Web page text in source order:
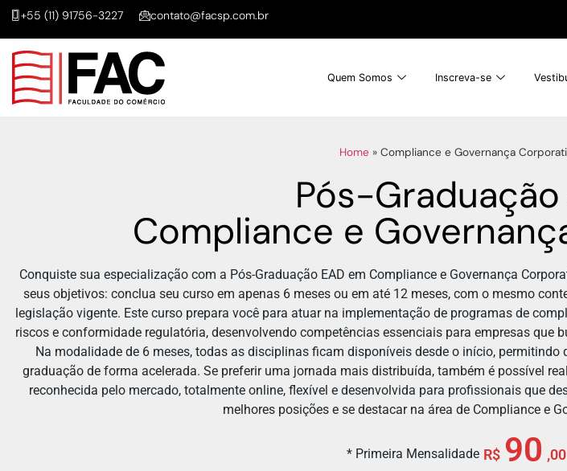
+55 (11) 91756-3227 contato@facsp.com.br
Quem Somos Inscreva-se
Home » Compliance e Governança
Pós-
Compliance e
Conquiste sua especialização com a Pós-Graduação EAD em Compliance e Governança
seus objetivos: conclua seu curso em apenas 6 meses ou em até 12 meses, com o mesmo
legislação vigente. Este curso prepara você para atuar na implementação de programas de
riscos e conformidade regulatória, desenvolvendo competências essenciais para empresas que
Na modalidade de 6 meses, todas as disciplinas ficam disponíveis desde o início,
graduação de forma acelerada. Se preferir uma jornada mais distribuída, também é possível
reconhecida pelo mercado, totalmente online, flexível e desenvolvida para profissionais que
melhores posições e se destacar na área de Compliance e
* Primeira Mensalidade R$ 90 ,00